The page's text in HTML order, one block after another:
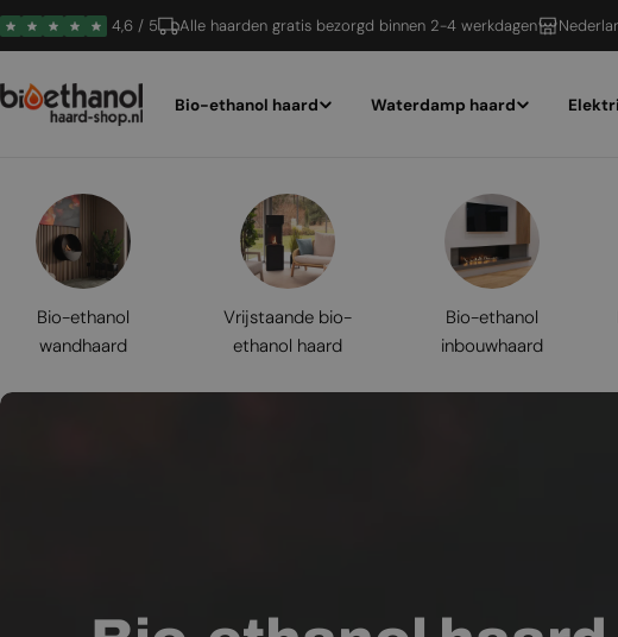
Ga
naar
4,6 / 5 Alle haarden gratis bezorgd binnen 2-4 werkdagen
Bio-ethanol haard Waterdamp haard
Bio-ethanol
wandhaard
Vrijstaande bio-
ethanol haard
Bio-ethanol
inbouwhaard